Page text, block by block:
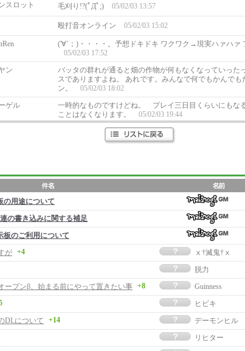
スロット 毛刈り!?(ﾟДﾟ;) 05/02/03 13:57
殴打音オンライン 05/02/03 15:02
('∀`；)・・・・。予想ドキドキ ワクワク→現実ハァハァ
05/02/03 17:52
ン
バッタの群れが通ると畑の作物が何もなくなっていった
スでありますよね。 あれです。みんなで何でもかんでも
ン。
05/02/03 18:02
ゲル
一時的なものですけどね。 プレイ三日目くらいにもな
ことはなくなります。
05/02/03 19:44
の用途について
の書き込みに関する補足
板のご利用について
が +4 ⅹ†滅鬼†ⅹ
脱力
ープンβ、始まる前にやって置きたい事 +8 Guinness
ヒビキ
DLについて
+14 デーモンヒル
リヒター